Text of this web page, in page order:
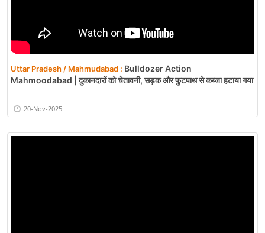
Uttar Pradesh / Mahmudabad : Bulldozer Action
Mahmoodabad | दुकानदारों को चेतावनी, सड़क और फुटपाथ से कब्जा हटाया गया
20-Nov-2025